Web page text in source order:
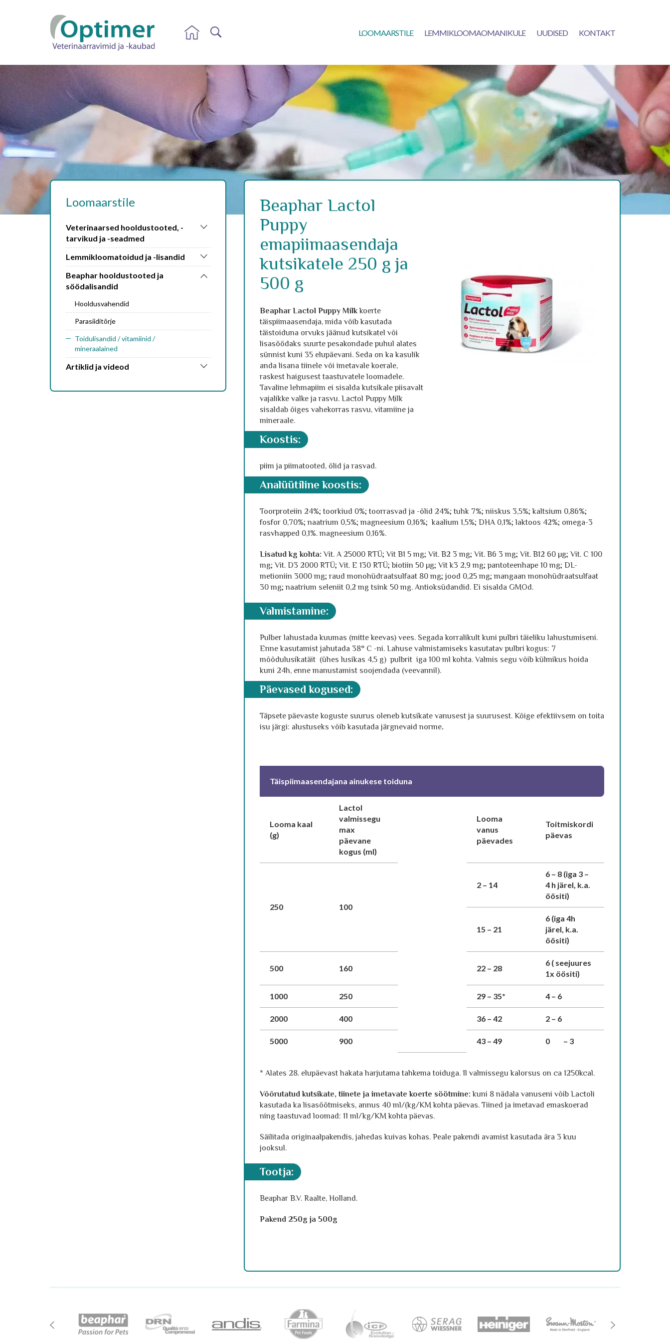
LOOMAARSTILE LEMMIKLOOMAOMANIKULE UUDISED KONTAKT
Loomaarstile
Veterinaarsed hooldustooted, -
tarvikud ja -seadmed
Lemmikloomatoidud ja -lisandid
Beaphar hooldustooted ja
söödalisandid
Hooldusvahendid
Parasiiditõrje
Toidulisandid / vitamiinid /
mineraalained
Artiklid ja videod
Beaphar Lactol
Puppy
emapiimaasendaja
kutsikatele 250 g ja
500 g
Beaphar Lactol Puppy Milkkoerte
täispiimaasendaja, mida võib kasutada
täistoiduna orvuks jäänud kutsikatel või
lisasöödaks suurte pesakondade puhul alates
sünnist kuni 35 elupäevani. Seda on ka kasulik
anda lisana tiinele või imetavale koerale,
raskest haigusest taastuvatele loomadele.
Tavaline lehmapiim ei sisalda kutsikale piisavalt
vajalikke valke ja rasvu. Lactol Puppy Milk
sisaldab õiges vahekorras rasvu, vitamiine ja
mineraale.
koostis:
piim ja piimatooted, õlid ja rasvad.
analüütiline koostis:
Toorproteiin 24%; toorkiud 0%; toorrasvad ja -õlid 24%; tuhk 7%; niiskus 3,5%; kaltsium 0,86%;
fosfor 0,70%; naatrium 0,5%; magneesium 0,16%; kaalium 1,5%; DHA 0,1%; laktoos 42%; omega-3
rasvhapped 0,1%. magneesium 0,16%.
Lisatud kg kohta:Vit. A 25000 RTÜ; Vit B1 5 mg; Vit. B2 3 mg; Vit. B6 3 mg; Vit. B12 60 µg; Vit. C 100
mg; Vit. D3 2000 RTÜ; Vit. E 130 RTÜ; biotiin 50 µg; Vit k3 2,9 mg; pantoteenhape 10 mg; DL-
metioniin 3000 mg; raud monohüdraatsulfaat 80 mg; jood 0,25 mg; mangaan monohüdraatsulfaat
30 mg; naatrium seleniit 0,2 mg tsink 50 mg. Antioksüdandid. Ei sisalda GMOd.
valmistamine:
Pulber lahustada kuumas (mitte keevas) vees. Segada korralikult kuni pulbri täieliku lahustumiseni.
Enne kasutamist jahutada 38° C -ni. Lahuse valmistamiseks kasutatav pulbri kogus: 7
mõõdulusikatäit (ühes lusikas 4,5 g) pulbrit iga 100 ml kohta. Valmis segu võib külmikus hoida
kuni 24h, enne manustamist soojendada (veevannil).
päevased kogused:
Täpsete päevaste koguste suurus oleneb kutsikate vanusest ja suurusest. Kõige efektiivsem on toita
isu järgi: alustuseks võib kasutada järgnevaid norme.
Täispiimaasendajana ainukese toiduna
Looma kaal
(g)
Lactol
valmissegu
max
päevane
kogus (ml)
Looma
vanus
päevades
Toitmiskordi
päevas
250 100
2 – 14
6 – 8 (iga 3 –
4 h järel, k.a.
öösiti)
15 – 21
6 (iga 4h
järel, k.a.
öösiti)
500 160 22 – 28
6 ( seejuures
1x öösiti)
1000 250 29 – 35* 4 – 6
2000 400 36 – 42 2 – 6
5000 900 43 – 49 0 – 3
* Alates 28. elupäevast hakata harjutama tahkema toiduga. 1l valmissegu kalorsus on ca 1250kcal.
Võõrutatud kutsikate, tiinete ja imetavate koerte söötmine:kuni 8 nädala vanuseni võib Lactoli
kasutada ka lisasöötmiseks, annus 40 ml/(kg/KM kohta päevas. Tiined ja imetavad emaskoerad
ning taastuvad loomad: 11 ml/kg/KM kohta päevas.
Säilitada originaalpakendis, jahedas kuivas kohas. Peale pakendi avamist kasutada ära 3 kuu
jooksul.
tootja:
Beaphar B.V. Raalte, Holland.
Pakend 250g ja 500g